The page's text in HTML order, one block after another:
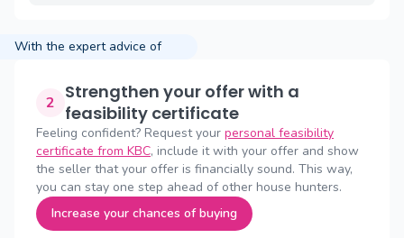
With the expert advice of
2 Strengthen your offer with a
feasibility certificate
Feeling confident? Request your personal feasibility
certificate from KBC, include it with your offer and show
the seller that your offer is financially sound. This way,
you can stay one step ahead of other house hunters.
Increase your chances of buying